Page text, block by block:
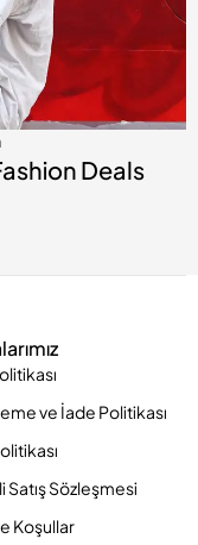
Deals
ve İade Politikası
Satış Sözleşmesi
Koşullar